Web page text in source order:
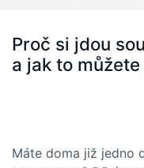
Proč si jdou
a jak to
Máte doma již jedno